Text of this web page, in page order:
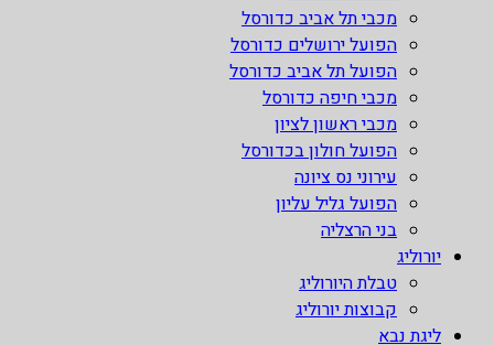
מכבי תל אביב כדורסל
הפועל ירושלים כדורסל
הפועל תל אביב כדורסל
מכבי חיפה כדורסל
מכבי ראשון לציון
הפועל חולון בכדורסל
עירוני נס ציונה
הפועל גליל עליון
בני הרצליה
יורוליג
טבלת היורוליג
קבוצות יורוליג
ליגת נבא